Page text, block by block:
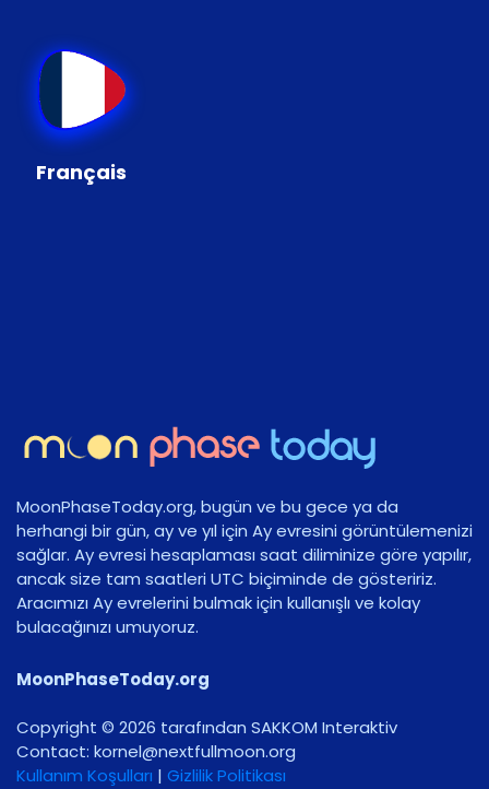
Français
MoonPhaseToday.org, bugün ve bu gece ya da
herhangi bir gün, ay ve yıl için Ay evresini görüntülemenizi
sağlar. Ay evresi hesaplaması saat diliminize göre yapılır,
ancak size tam saatleri UTC biçiminde de gösteririz.
Aracımızı Ay evrelerini bulmak için kullanışlı ve kolay
bulacağınızı umuyoruz.
MoonPhaseToday.org
Copyright © 2026 tarafından SAKKOM Interaktiv
Contact: gro.noomlluftxen@lenrok
Kullanım Koşulları | Gizlilik Politikası